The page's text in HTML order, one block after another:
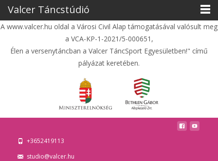
A www.valcer.hu oldal a Városi Civil Alap támogatásával valósult meg
a VCA-KP-1-2021/5-000651,
Élen a versenytáncban a Valcer TáncSport Egyesületben!" című
pályázat keretében.
+3652419113
studio@valcer.hu
Valcer Táncstúdió